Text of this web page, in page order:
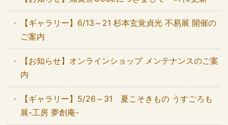
【ギャラリー】6/13～21 杉本玄覚貞光 不易展 開催の
ご案内
【お知らせ】オンラインショップ メンテナンスのご案
内
【ギャラリー】5/26～31 夏こそきもの うすごろも
展-工房 夢創庵-